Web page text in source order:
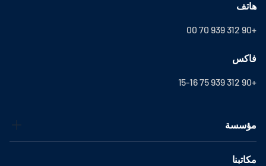
هاتف
+90 312 939 70 00
فاكس
+90 312 939 75 15-16
مؤسسة
مكاتبنا